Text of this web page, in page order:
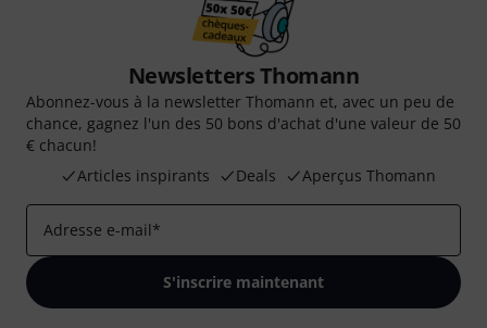
Newsletters Thomann
Abonnez-vous à la newsletter Thomann et, avec un peu de
chance, gagnez l'un des 50 bons d'achat d'une valeur de 50
€ chacun!
Articles inspirants
Deals Aperçus Thomann
Adresse e-mail*
S'inscrire maintenant